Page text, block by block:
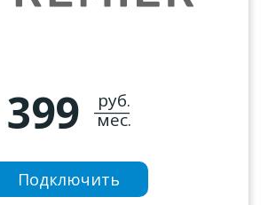
399 руб.
_____
мес.
Подключить